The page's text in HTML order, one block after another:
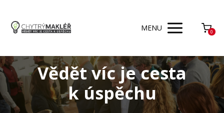
MENU 0
Vědět víc je cesta
k úspěchu